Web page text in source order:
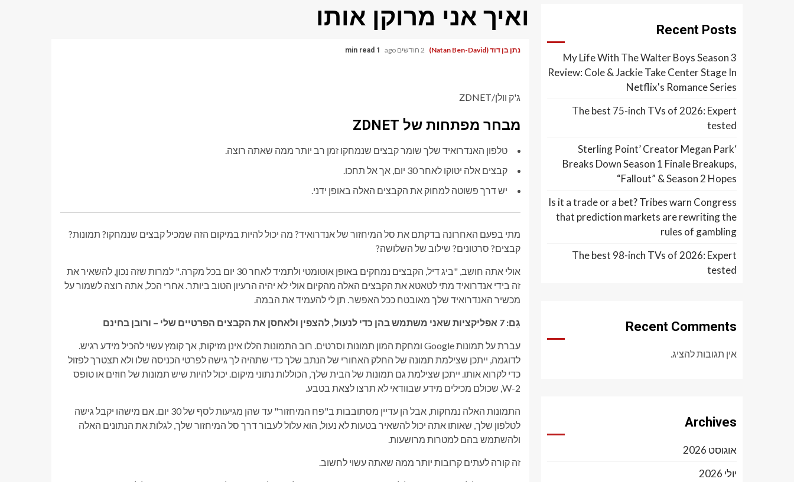
ואיך אני מרוקן אותו
נתן בן דוד (Natan Ben-David) 2 חודשים ago 1 min read
ג'ק וולן/ZDNET
מבחר מפתחות של ZDNET
טלפון האנדרואיד שלך שומר קבצים שנמחקו זמן רב יותר ממה שאתה רוצה.
קבצים אלה יטוקו לאחר 30 יום, אך אל תחכו.
יש דרך פשוטה למחוק את הקבצים האלה באופן ידני.
מתי בפעם האחרונה בדקתם את סל המיחזור של אנדרואיד? מה יכול להיות במיקום הזה שמכיל קבצים שנמחקו? תמונות?
קבצים? סרטונים? שילוב של השלושה?
אולי אתה חושב, "ביג דיל, הקבצים נמחקים באופן אוטומטי ולתמיד לאחר 30 יום בכל מקרה." למרות שזה נכון, להשאיר את
זה בידי אנדרואיד מתי לטאטא את הקבצים האלה מהקיום אולי לא יהיה הרעיון הטוב ביותר. אחרי הכל, אתה רוצה לשמור על
מכשיר האנדרואיד שלך מאובטח ככל האפשר. תן לי להעמיד את הבמה.
גַם: 7 אפליקציות שאני משתמש בהן כדי לנעול, להצפין ולאחסן את הקבצים הפרטיים שלי – ורובן בחינם
עברת על תמונות Google ומחקת המון תמונות וסרטים. רוב התמונות הללו אינן מזיקות, אך קומץ עשוי להכיל מידע רגיש.
לדוגמה, ייתכן שצילמת תמונה של החלק האחורי של הנתב שלך כדי שתהיה לך גישה לפרטי הכניסה שלו ולא תצטרך לפזול
כדי לקרוא אותו. ייתכן שצילמת גם תמונות של הבית שלך, הכוללות נתוני מיקום. יכול להיות שיש תמונות של חוזים או טופס
W-2, שכולם מכילים מידע שבוודאי לא תרצו לצאת בטבע.
התמונות האלה נמחקות, אבל הן עדיין מסתובבות ב"פח המיחזור" עד שהן מגיעות לסף של 30 יום. אם מישהו יקבל גישה
לטלפון שלך, שאותו אתה יכול להשאיר בטעות לא נעול, הוא עלול לעבור דרך סל המיחזור שלך, לגלות את הנתונים האלה
ולהשתמש בהם למטרות מרושעות.
זה קורה לעתים קרובות יותר ממה שאתה עשוי לחשוב.
Recent Posts
My Life With The Walter Boys Season 3
Review: Cole & Jackie Take Center Stage In
Netflix's Romance Series
The best 75-inch TVs of 2026: Expert
tested
‘Sterling Point’ Creator Megan Park
Breaks Down Season 1 Finale Breakups,
“Fallout” & Season 2 Hopes
Is it a trade or a bet? Tribes warn Congress
that prediction markets are rewriting the
rules of gambling
The best 98-inch TVs of 2026: Expert
tested
Recent Comments
אין תגובות להציג.
Archives
אוגוסט 2026
יולי 2026